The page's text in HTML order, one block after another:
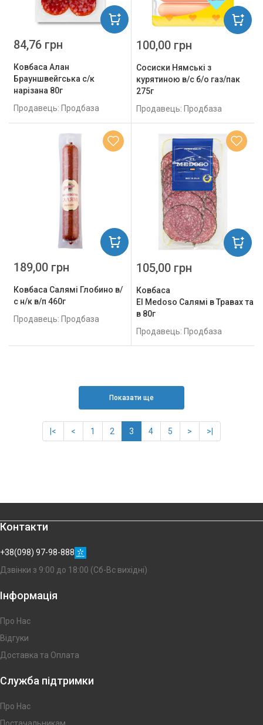
Ковбаса Алан
Брауншвейгська с/к
нарізана 80г
Продавець: Продбаза
84,76 грн
Сосиски Нямські з
курятиною в/с б/о газ/пак
275г
Продавець: Продбаза
100,00 грн
Ковбаса Салямі Глобино в/
с н/к в/п 460г
Продавець: Продбаза
189,00 грн
Ковбаса
El Medoso Салямі в Травах та
в 80г
Продавець: Продбаза
105,00 грн
Показати ще
|< < 1 2 3 4 5 > >|
Контакти
+38(098) 97-98-888
Дзвінки з 9:00 до 18:00 (Сб-Вс вихідні)
Інформація
Про Нас
Відгуки
Доставка та Оплата
Служба підтримки
Про Нас
Постачальникам